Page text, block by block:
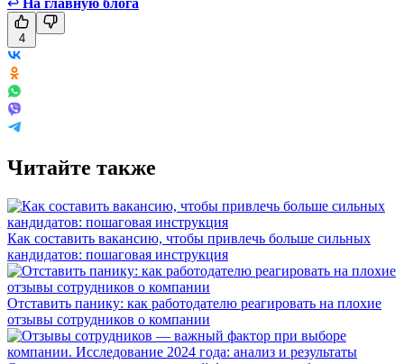
4
Читайте также
Как составить вакансию, чтобы привлечь больше сильных
кандидатов: пошаговая инструкция
Отставить панику: как работодателю реагировать на плохие
отзывы сотрудников о компании